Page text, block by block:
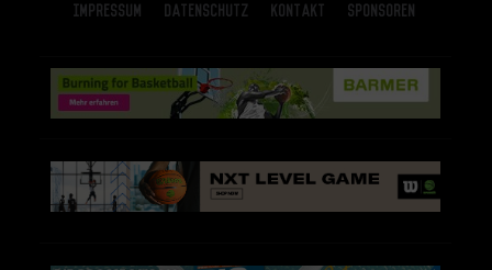
Impressum Datenschutz Kontakt Sponsoren